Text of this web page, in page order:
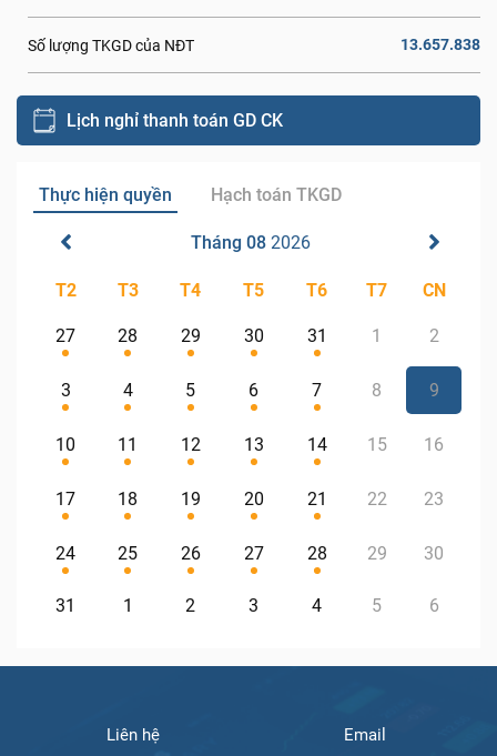
Số lượng TKGD của NĐT 13.657.838
Lịch nghỉ thanh toán GD CK
Thực hiện quyền Hạch toán TKGD
Tháng 08 2026
T2 T3 T4 T5 T6 T7 CN
27 28 29 30 31 1 2
3 4 5 6 7 8 9
10 11 12 13 14 15 16
17 18 19 20 21 22 23
24 25 26 27 28 29 30
31 1 2 3 4 5 6
Liên hệ Email